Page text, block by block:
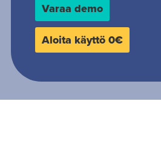
Varaa demo
Aloita käyttö 0€